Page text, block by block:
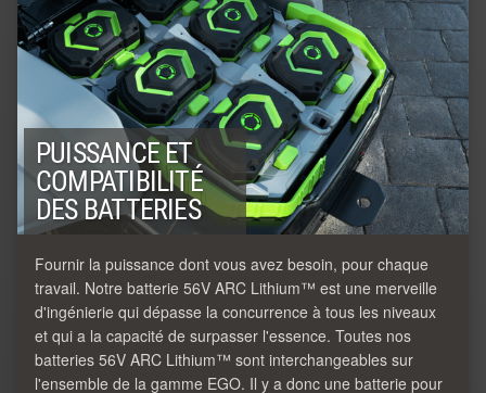
PUISSANCE ET
COMPATIBILITÉ
DES BATTERIES
Fournir la puissance dont vous avez besoin, pour chaque
travail. Notre batterie 56V ARC Lithium™ est une merveille
d'ingénierie qui dépasse la concurrence à tous les niveaux
et qui a la capacité de surpasser l'essence. Toutes nos
batteries 56V ARC Lithium™ sont interchangeables sur
l'ensemble de la gamme EGO. Il y a donc une batterie pour